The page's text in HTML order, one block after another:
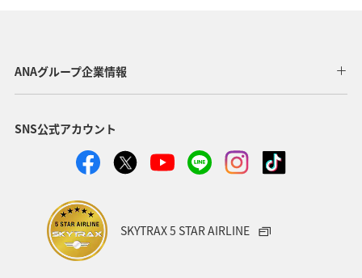
春 クリスマス
ANAグループ企業情報
SNS公式アカウント
SKYTRAX 5 STAR AIRLINE